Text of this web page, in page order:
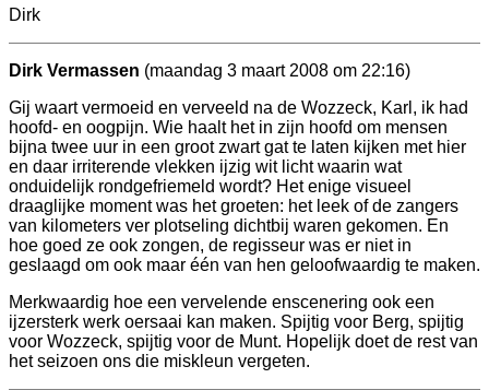
Dirk
Dirk Vermassen (maandag 3 maart 2008 om 22:16)
Gij waart vermoeid en verveeld na de Wozzeck, Karl, ik had
hoofd- en oogpijn. Wie haalt het in zijn hoofd om mensen
bijna twee uur in een groot zwart gat te laten kijken met hier
en daar irriterende vlekken ijzig wit licht waarin wat
onduidelijk rondgefriemeld wordt? Het enige visueel
draaglijke moment was het groeten: het leek of de zangers
van kilometers ver plotseling dichtbij waren gekomen. En
hoe goed ze ook zongen, de regisseur was er niet in
geslaagd om ook maar één van hen geloofwaardig te maken.
Merkwaardig hoe een vervelende enscenering ook een
ijzersterk werk oersaai kan maken. Spijtig voor Berg, spijtig
voor Wozzeck, spijtig voor de Munt. Hopelijk doet de rest van
het seizoen ons die miskleun vergeten.